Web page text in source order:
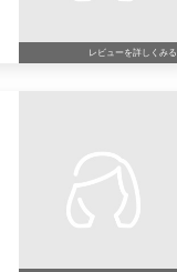
レビューを詳しくみる